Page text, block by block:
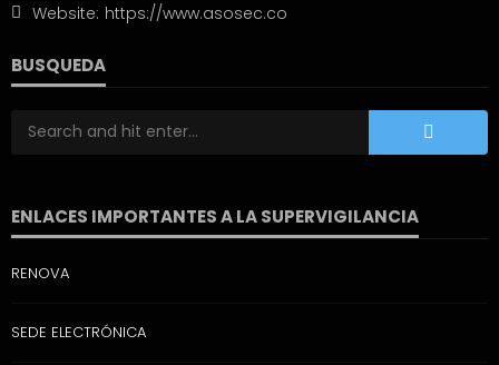
Website: https://www.asosec.co
BUSQUEDA
ENLACES IMPORTANTES A LA SUPERVIGILANCIA
RENOVA
SEDE ELECTRÓNICA